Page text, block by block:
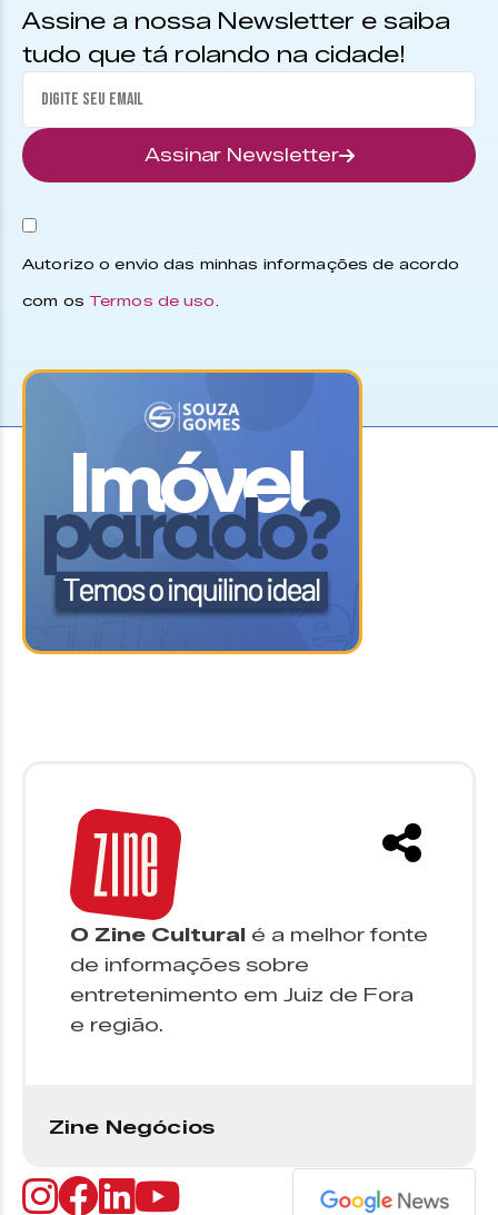
Assine a nossa Newsletter e saiba
tudo que tá rolando na cidade!
Assinar Newsletter
Autorizo o envio das minhas informações de acordo
com os Termos de uso.
O Zine Cultural é a melhor fonte
de informações sobre
entretenimento em Juiz de Fora
e região.
Zine Negócios